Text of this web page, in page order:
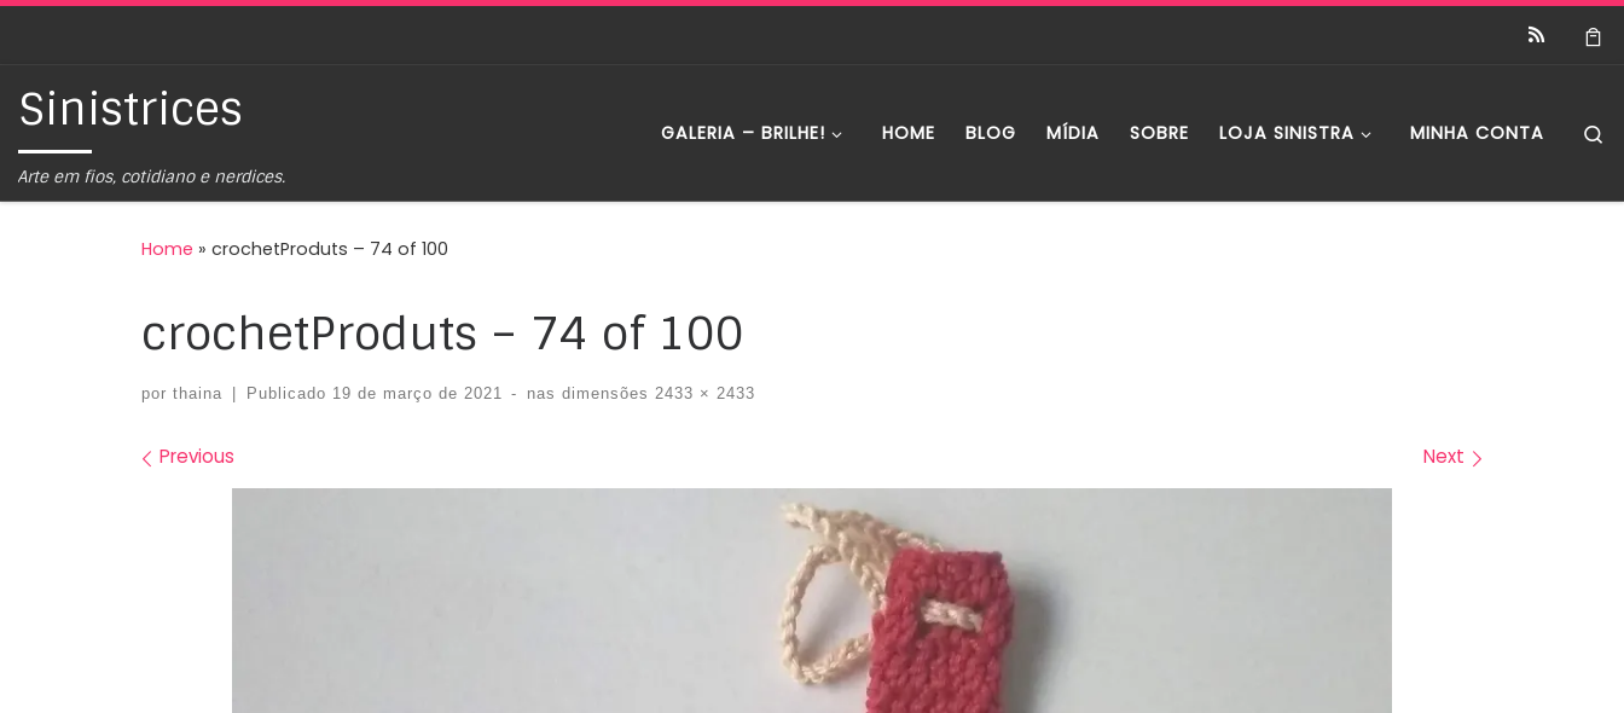
Sinistrices
Arte em fios, cotidiano e nerdices.
GALERIA – BRILHE! HOME BLOG MÍDIA SOBRE LOJA SINISTRA MINHA CONTA
Home » crochetProduts – 74 of 100
crochetProduts – 74 of 100
por thaina Publicado 19 de março de 2021 - nas dimensões 2433 × 2433
Images navigation
Previous Next